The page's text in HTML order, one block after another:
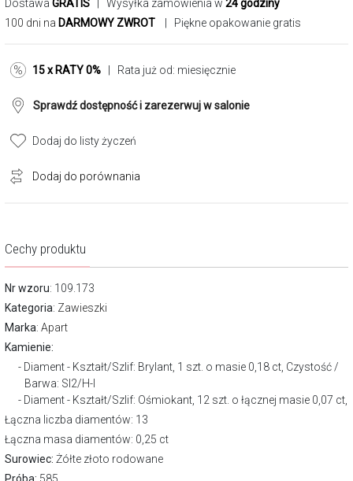
Dostawa GRATIS | Wysyłka zamówienia w 24 godziny
100 dni na DARMOWY ZWROT | Piękne opakowanie gratis
15 x RATY 0% | Rata już od: miesięcznie
Sprawdź dostępność i zarezerwuj w salonie
Dodaj do listy życzeń
Dodaj do porównania
Cechy produktu
Nr wzoru: 109.173
Kategoria: Zawieszki
Marka: Apart
Kamienie:
Diament - Kształt/Szlif: Brylant, 1 szt. o masie 0,18 ct, Czystość /
Barwa: SI2/H-I
Diament - Kształt/Szlif: Ośmiokant, 12 szt. o łącznej masie 0,07 ct,
Łączna liczba diamentów: 13
Łączna masa diamentów: 0,25 ct
Surowiec: Żółte złoto rodowane